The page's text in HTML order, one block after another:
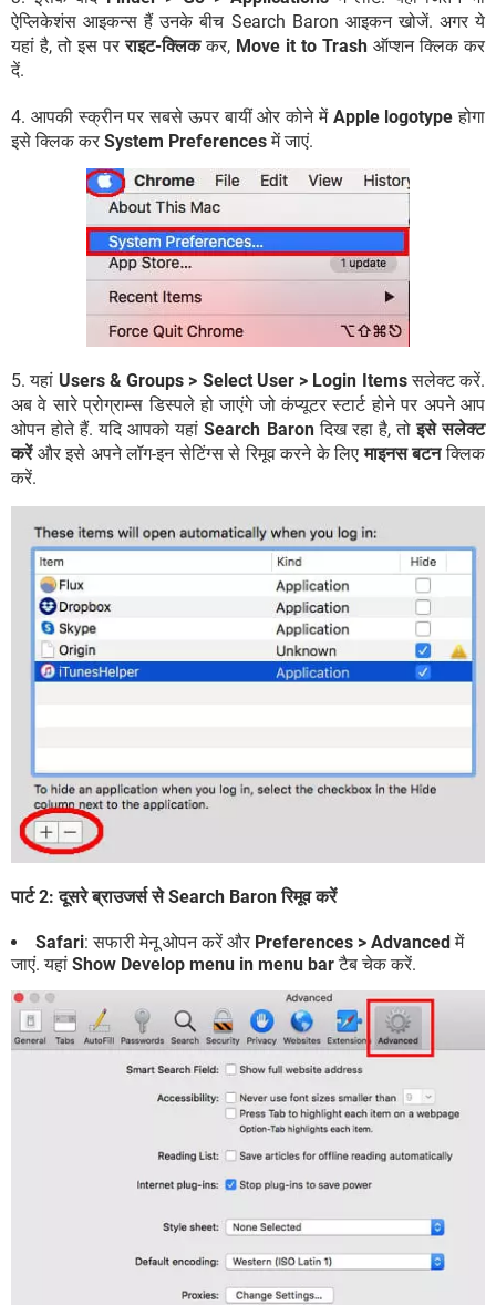
ऐप्लिकेशंस आइकन्स हैं उनके बीच Search Baron आइकन खोजें. अगर ये
यहां है, तो इस परराइट-क्लिककर, Move it to Trash ऑप्शन क्लिक कर
दें.
4. आपकी स्क्रीन पर सबसे ऊपर बायीं ओर कोने में Apple logotype होगा
इसे क्लिक कर System Preferencesमें जाएं.
5. यहां Users & Groups > Select User > Login Itemsसलेक्ट करें.
अब वे सारे प्रोग्राम्स डिस्पले हो जाएंगे जो कंप्यूटर स्टार्ट होने पर अपने आप
ओपन होते हैं. यदि आपको यहांSearch Baronदिख रहा है, तोइसे सलेक्ट
करेंऔर इसे अपने लॉग-इन सेटिंग्स से रिमूव करने के लिएमाइनस बटनक्लिक
करें.
पार्ट 2: दूसरे ब्राउजर्स से Search Baron रिमूव करें
Safari: सफारी मेनू ओपन करें और Preferences > Advancedमें
जाएं. यहां Show Develop menu in menu barटैब चेक करें.